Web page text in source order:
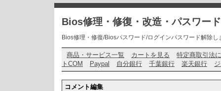
Bios修理・修復・改造・パスワー
Bios修理・修復/Biosパスワード/ログインパスワード解除
商品・サービス一覧 カートを見る
特定商取引法
トCOM
Paypal 自分銀行 千葉銀行 楽天銀行
コメント編集